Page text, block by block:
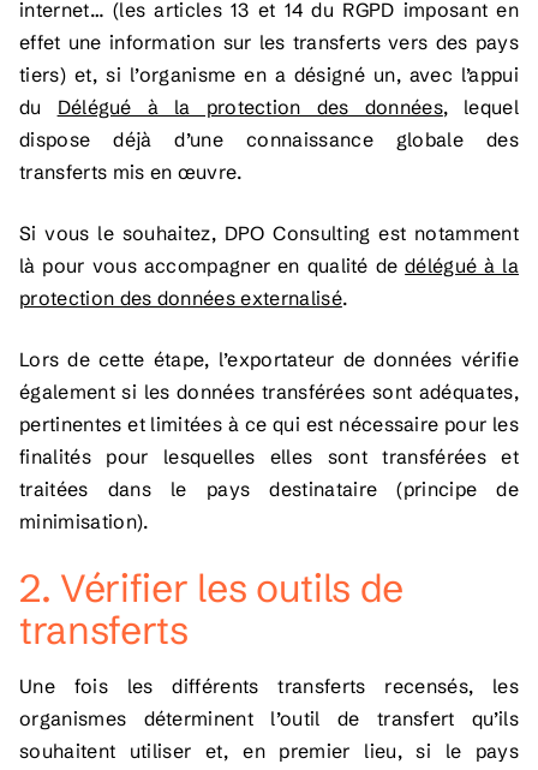
internet… (les articles 13 et 14 du RGPD imposant en
effet une information sur les transferts vers des pays
tiers) et, si l’organisme en a désigné un, avec l’appui
du Délégué à la protection des données, lequel
dispose déjà d’une connaissance globale des
transferts mis en œuvre.
Si vous le souhaitez, DPO Consulting est notamment
là pour vous accompagner en qualité dedélégué à la
protection des données externalisé.
Lors de cette étape, l’exportateur de données vérifie
également si les données transférées sont adéquates,
pertinentes et limitées à ce qui est nécessaire pour les
finalités pour lesquelles elles sont transférées et
traitées dans le pays destinataire (principe de
minimisation).
2. Vérifier les outils de
transferts
Une fois les différents transferts recensés, les
organismes déterminent l’outil de transfert qu’ils
souhaitent utiliser et, en premier lieu, si le pays